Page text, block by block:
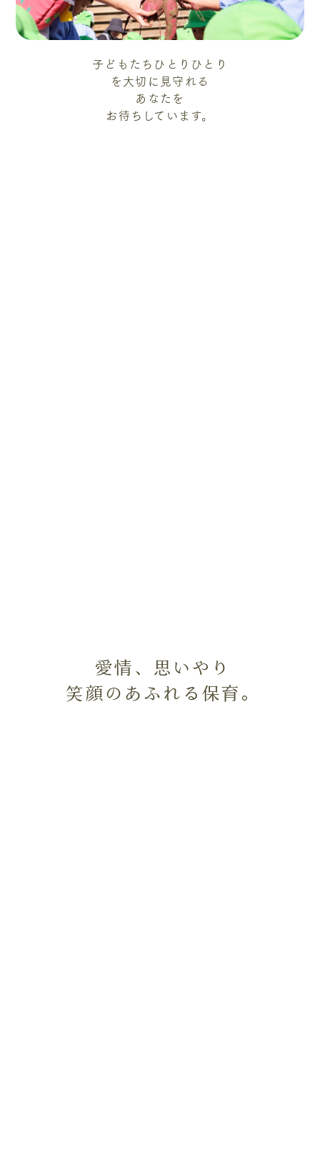
子どもたちひとりひとり
を大切に見守れる
あなたを
お待ちしています。
愛情、思いやり
笑顔のあふれる保育。